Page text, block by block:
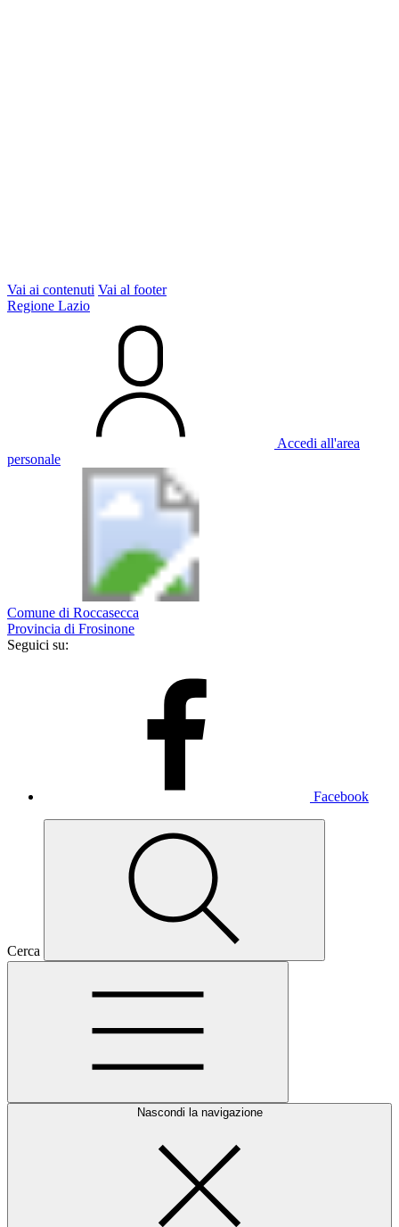
Vai ai contenuti Vai al footer
Regione Lazio
Accedi all'area
personale
Comune di Roccasecca
Provincia di Frosinone
Seguici su:
Facebook
Cerca
Nascondi la navigazione